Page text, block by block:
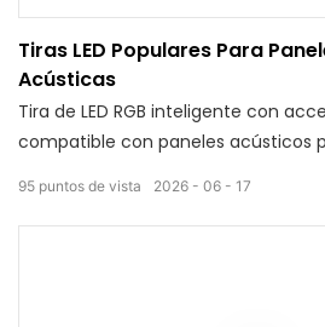
luminosas por capas sin esfuerzo.
Tiras LED Populares Para
Acústicas
Tira de LED RGB inteligente con
compatible con paneles acústicos
paredes de oficinas. Su control
programar la iluminación y
2026 06 17
95 puntos de vista